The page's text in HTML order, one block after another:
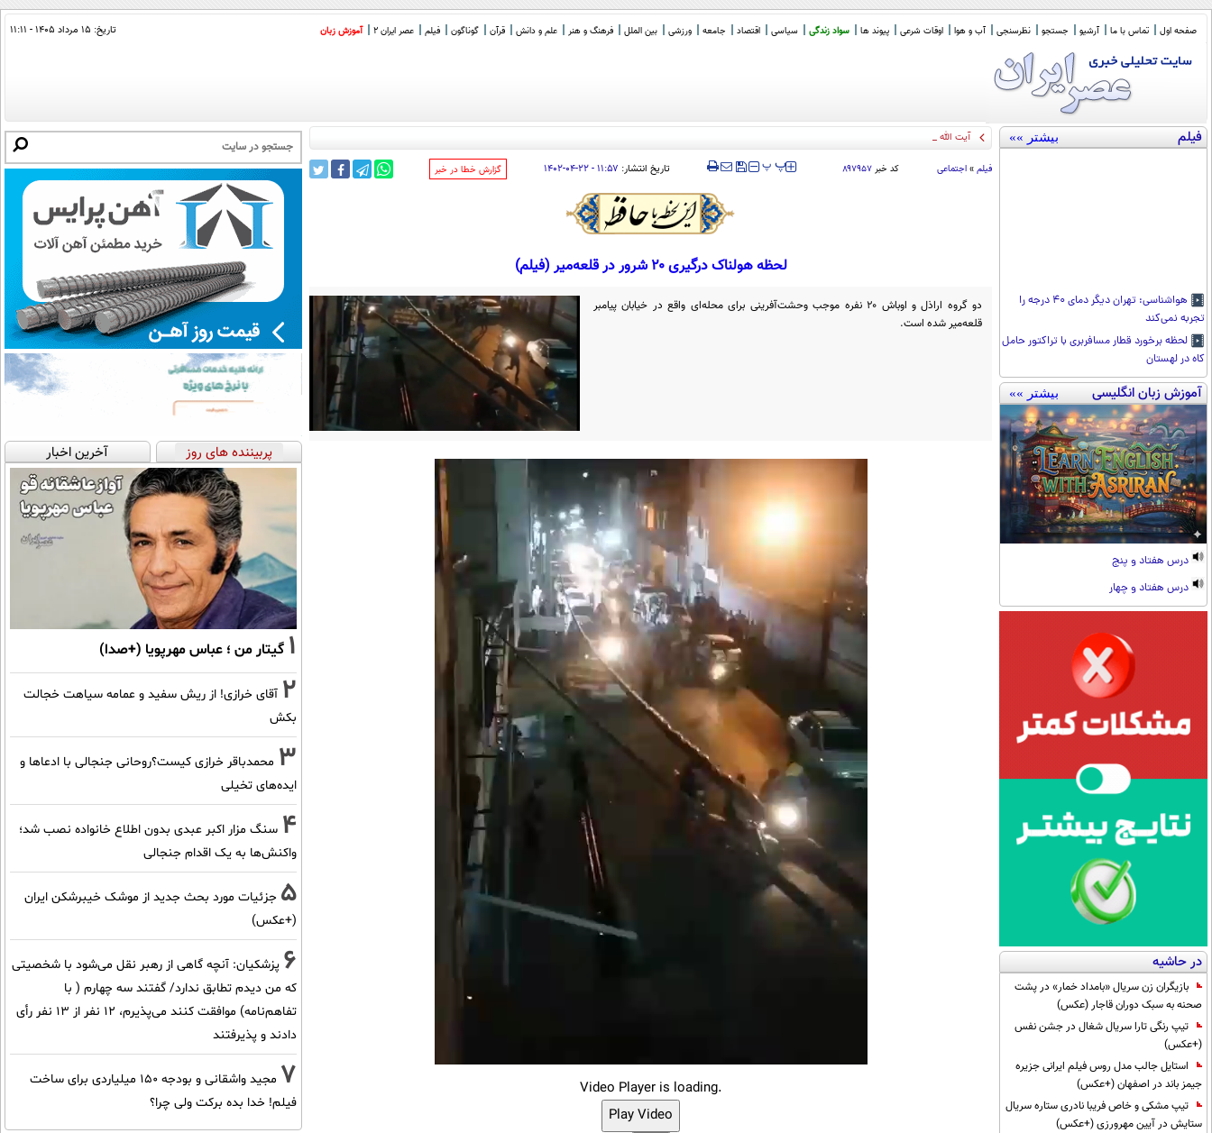
صفحه اول تماس با ما آرشیو جستجو نظرسنجی آب و هوا اوقات شرعی پیوند ها سواد زندگی سیاسی اقتصاد جامعه ورزشی بین الملل فرهنگ و هنر علم و دانش قرآن گوناگون فیلم عصر ایران 2 آموزش زبان تاریخ: ۱۵ مرداد ۱۴۰۵ - ۱۱:۱۱
فیلم بیشتر »»
هواشناسی: تهران دیگر دمای ۴۰ درجه را
تجربه نمی‌کند
لحظه برخورد قطار مسافربری با تراکتور حامل
کاه در لهستان
آموزش زبان انگلیسی بیشتر »»
درس هفتاد و پنج
درس هفتاد و چهار
در حاشیه
بازیگران زن سریال «بامداد خمار» در پشت
صحنه به سبک دوران قاجار (عکس)
تیپ رنگی تارا سریال شغال در جشن نفس
(+عکس)
استایل جالب مدل روس فیلم ایرانی جزیره
جیمز باند در اصفهان (+عکس)
تیپ مشکی و خاص فریبا نادری ستاره سریال
ستایش در آیین مهرورزی (+عکس)
آیت الله محقق داماد : در عصر ر
فیلم » اجتماعی کد خبر ۸۹۷۹۵۷ ‍‍‍ پ پ تاریخ انتشار: ۱۱:۵۷ - ۲۲-۰۴-۱۴۰۲ ‌گزارش خطا در خبر
لحظه هولناک درگیری ۲۰ شرور در قلعه‌میر (فیلم)
دو گروه اراذل و اوباش ۲۰ نفره موجب وحشت‌آفرینی برای محله‌ای واقع در خیابان پیامبر
قلعه‌میر شده است.
Video Player is loading.
Play Video
پربیننده های روز آخرین اخبار
1 گیتار من ؛ عباس مهرپویا (+صدا)
2 آقای خرازی! از ریش سفید و عمامه سیاهت خجالت
بکش
3 محمدباقر خرازی کیست؟روحانی جنجالی با ادعاها و
ایده‌های تخیلی
4 سنگ مزار اکبر عبدی بدون اطلاع خانواده نصب شد؛
واکنش‌ها به یک اقدام جنجالی
5 جزئیات مورد بحث جدید از موشک خیبرشکن ایران
(+عکس)
6 پزشکیان‌: آنچه گاهی از رهبر نقل می‌شود با شخصیتی
که من دیدم تطابق ندارد/ گفتند سه چهارم ( با
تفاهم‌نامه) موافقت کنند می‌پذیرم، 12 نفر از 13 نفر رأی
دادند و پذیرفتند
7
مجید واشقانی و بودجه 150 میلیاردی برای ساخت
فیلم! خدا بده برکت ولی چرا؟